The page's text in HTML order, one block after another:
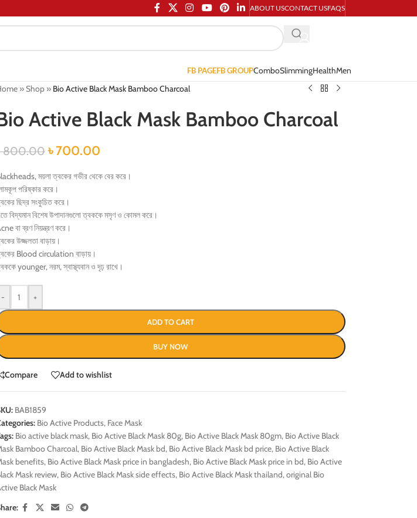
ABOUT USCONTACT USFAQS
FB PAGEFB GROUPComboSlimmingHealthMen
»Shop» Bio Active Black Mask Bamboo Charcoal
Active Black Mask Bamboo Charcoal
800.00 ৳700.00
ময়লা ত্বকের গভীর থেকে বের করে।
পরিষ্কার করে।
ছিদ্র সংকুচিত করে।
বিদ্যমান বিশেষ উপাদানগুলো ত্বককে মসৃণ ও কোমল করে।
বা ব্রণ নিয়ন্ত্রণ করে।
উজ্জলতা বাড়ায়।
Blood circulation বাড়ায়।
younger, নরম, স্বাস্থ্যবান ও দৃঢ় রাখে।
- +
ADD TO CART
BUY NOW
Compare Add to wishlist
BAB1859
Bio Active Products, Face Mask
Bio active black mask, Bio Active Black Mask 80g, Bio Active Black Mask 80gm, Bio Active Black
Bamboo Charcoal, Bio Active Black Mask bd, Bio Active Black Mask bd price, Bio Active Black
benefits, Bio Active Black Mask price in bangladesh, Bio Active Black Mask price in bd, Bio Active
Mask review, Bio Active Black Mask side effects, Bio Active Black Mask thailand, original Bio
Black Mask